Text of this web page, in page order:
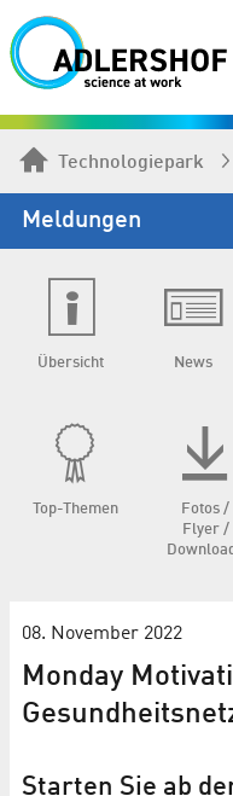
Technologiepark
Meldungen
Übersicht News
Top-Themen
Fotos /
Flyer /
08. November 2022
Monday
Starten Sie ab